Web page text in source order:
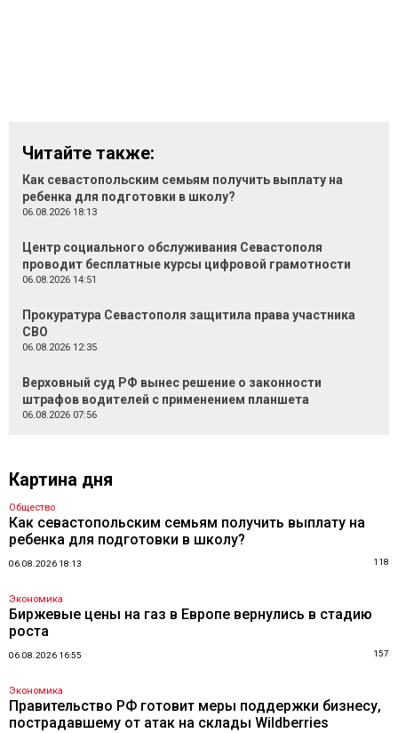
Читайте также:
Как севастопольским семьям получить выплату на
ребенка для подготовки в школу?
06.08.2026 18:13
Центр социального обслуживания Севастополя
проводит бесплатные курсы цифровой грамотности
06.08.2026 14:51
Прокуратура Севастополя защитила права участника
СВО
06.08.2026 12:35
Верховный суд РФ вынес решение о законности
штрафов водителей с применением планшета
06.08.2026 07:56
Картина дня
Общество
Как севастопольским семьям получить выплату на
ребенка для подготовки в школу?
06.08.2026 18:13 118
Экономика
Биржевые цены на газ в Европе вернулись в стадию
роста
06.08.2026 16:55 157
Экономика
Правительство РФ готовит меры поддержки бизнесу,
пострадавшему от атак на склады Wildberries